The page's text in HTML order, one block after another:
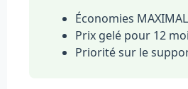
Économies
Prix gelé pour 12
Priorité sur le